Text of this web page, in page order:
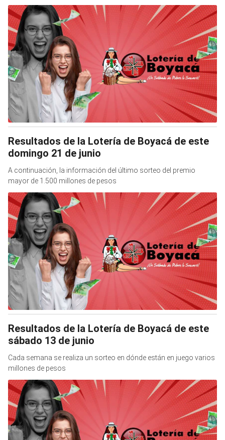
Resultados de la Lotería de Boyacá de este
domingo 21 de junio
A continuación, la información del último sorteo del premio
mayor de 1.500 millones de pesos
Resultados de la Lotería de Boyacá de este
sábado 13 de junio
Cada semana se realiza un sorteo en dónde están en juego varios
millones de pesos